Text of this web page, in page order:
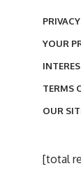
YOUR
TERMS
OUR
[total